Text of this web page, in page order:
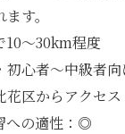
す。
10〜30km程度
初心者〜中級者向
花区からアクセス
への適性：◎